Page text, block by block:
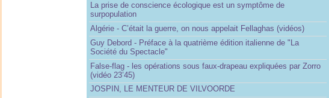
La prise de conscience écologique est un symptôme de
surpopulation
Algérie - C’était la guerre, on nous appelait Fellaghas (vidéos)
Guy Debord - Préface à la quatrième édition italienne de "La
Société du Spectacle"
False-flag - les opérations sous faux-drapeau expliquées par Zorro
(vidéo 23’45)
JOSPIN, LE MENTEUR DE VILVOORDE